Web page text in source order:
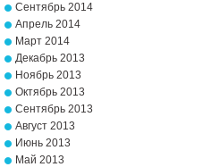
Сентябрь 2014
Апрель 2014
Март 2014
Декабрь 2013
Ноябрь 2013
Октябрь 2013
Сентябрь 2013
Август 2013
Июнь 2013
Май 2013